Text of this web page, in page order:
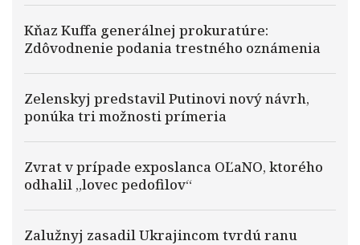
Kňaz Kuffa generálnej prokuratúre:
Zdôvodnenie podania trestného oznámenia
Zelenskyj predstavil Putinovi nový návrh,
ponúka tri možnosti prímeria
Zvrat v prípade exposlanca OĽaNO, ktorého
odhalil „lovec pedofilov“
Zalužnyj zasadil Ukrajincom tvrdú ranu